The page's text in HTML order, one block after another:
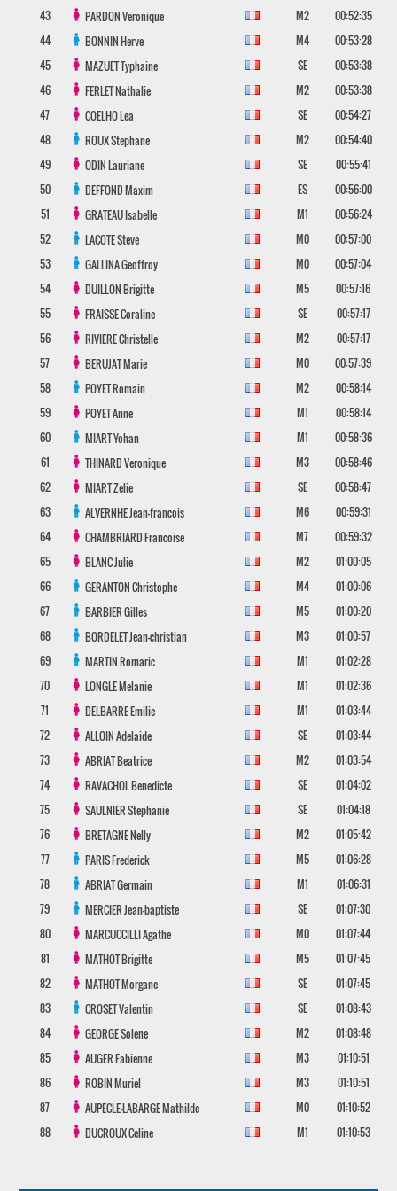
43 PARDONVeronique M2
00:52:35
44
BONNINHerve M4
00:53:28
45
MAZUETTyphaine SE
00:53:38
46
FERLETNathalie M2
00:53:38
47
COELHOLea SE
00:54:27
48
ROUXStephane M2
00:54:40
49
ODINLauriane SE
00:55:41
50
DEFFONDMaxim ES
00:56:00
51
GRATEAUIsabelle M1
00:56:24
52
LACOTESteve M0
00:57:00
53
GALLINAGeoffroy M0
00:57:04
54
DUILLONBrigitte M5
00:57:16
55
FRAISSECoraline SE
00:57:17
56
RIVIEREChristelle M2
00:57:17
57
BERUJATMarie M0
00:57:39
58
POYETRomain M2
00:58:14
59
POYETAnne M1
00:58:14
60
MIARTYohan M1
00:58:36
61
THINARDVeronique M3
00:58:46
62
MIARTZelie SE
00:58:47
63
ALVERNHEJean-francois M6
00:59:31
64
CHAMBRIARDFrancoise M7
00:59:32
65
BLANCJulie M2
01:00:05
66
GERANTONChristophe M4
01:00:06
67
BARBIERGilles M5
01:00:20
68
BORDELETJean-christian M3
01:00:57
69
MARTINRomaric M1
01:02:28
70
LONGLEMelanie M1
01:02:36
71
DELBARREEmilie M1
01:03:44
72
ALLOINAdelaide SE
01:03:44
73
ABRIATBeatrice M2
01:03:54
74
RAVACHOLBenedicte SE
01:04:02
75
SAULNIERStephanie SE
01:04:18
76
BRETAGNENelly M2
01:05:42
77
PARISFrederick M5
01:06:28
78
ABRIATGermain M1
01:06:31
79
MERCIERJean-baptiste SE
01:07:30
80
MARCUCCILLIAgathe M0
01:07:44
81
MATHOTBrigitte M5
01:07:45
82
MATHOTMorgane SE
01:07:45
83
CROSETValentin SE
01:08:43
84
GEORGESolene M2
01:08:48
85
AUGERFabienne M3
01:10:51
86
ROBINMuriel M3
01:10:51
87
AUPECLE-LABARGEMathilde M0
01:10:52
88
DUCROUXCeline M1 01:10:53